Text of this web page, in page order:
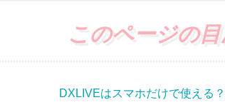
このページの目
DXLIVEはスマホだけで使える？